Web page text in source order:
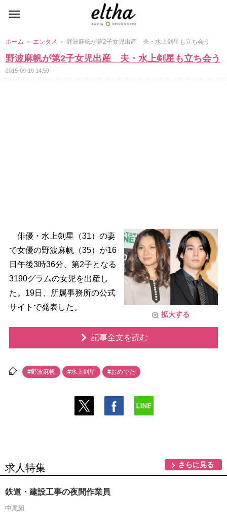
ホーム ＞ エンタメ ＞ 野波麻帆が第2子女児出産 夫・水上剣星も立ち会う
野波麻帆が第2子女児出産 夫・水上剣星も立ち会う
2015-09-19 14:59
拡大する
俳優・水上剣星（31）の妻
で女優の野波麻帆（35）が16
日午後3時36分、第2子となる
3190グラムの女児を出産し
た。19日、所属事務所の公式
サイトで発表した。
記事全文を読む
#野波麻帆 #水上剣星 #おめでた
求人特集 さらに見る
鉄道・建設工事の夜間作業員
中尾組